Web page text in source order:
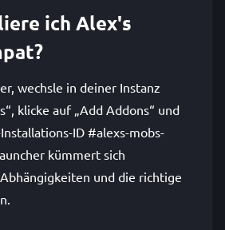
ich Alex's
wechsle in deiner Instanz
klicke auf „Add Addons“ und
ID #alexs-mobs-
kümmert sich
und die richtige